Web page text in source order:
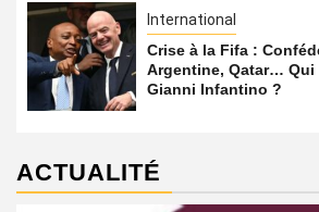
International
Crise à la Fifa :
Argentine, Qatar…
Gianni Infantino ?
ACTUALITÉ